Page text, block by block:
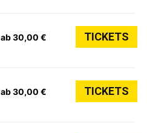
ab 30,00 € TICKETS
ab 30,00 € TICKETS